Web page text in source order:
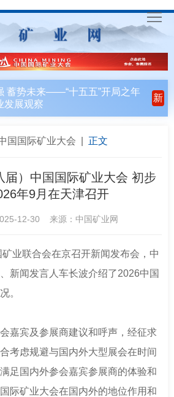
蓄势未来——“十五五”开局之年
发展观察
新
国国际矿业大会 正文
届）中国国际矿业大会 初步
年9月在天津召开
12-30 来源：中国矿业网
联合会在京召开新闻发布会，中
新闻发言人车长波介绍了2026中国
。
宾及参展商建议和呼声，经征求
考虑规避与国内外大型展会在时间
足国内外参会嘉宾参展商的体验和
际矿业大会在国内外的地位作用和